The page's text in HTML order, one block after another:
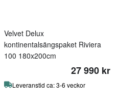
Velvet Delux
kontinentalsängspaket Riviera
100 180x200cm
27 990 kr
Leveranstid ca: 3-6 veckor